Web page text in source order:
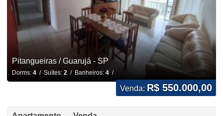
Pitangueiras / Guarujá - SP
Dorms: 4/ Suítes: 2/ Banheiros: 4/
Venda: R$ 550.000,00